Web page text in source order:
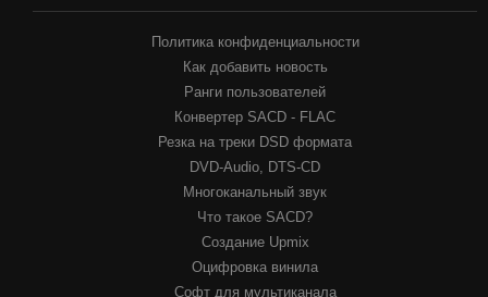
Политика конфиденциальности
Как добавить новость
Ранги пользователей
Конвертер SACD - FLAC
Резка на треки DSD формата
DVD-Audio, DTS-CD
Многоканальный звук
Что такое SACD?
Создание Upmix
Оцифровка винила
Софт для мультиканала